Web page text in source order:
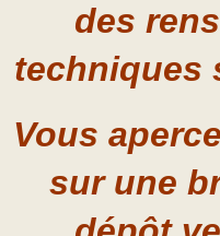
des
techniques
Vous
sur une